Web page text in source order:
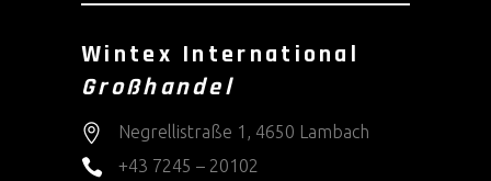
Wintex International
Großhandel
Negrellistraße 1, 4650 Lambach
+43 7245 – 20102